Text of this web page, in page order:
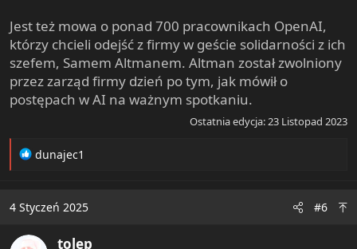
Jest też mowa o ponad 700 pracownikach OpenAI,
którzy chcieli odejść z firmy w geście solidarności z ich
szefem, Samem Altmanem. Altman został zwolniony
przez zarząd firmy dzień po tym, jak mówił o
postępach w AI na ważnym spotkaniu.
Ostatnia edycja:23 Listopad 2023
R
t
o
dunajec1
4 Styczeń 2025 #6
tolep